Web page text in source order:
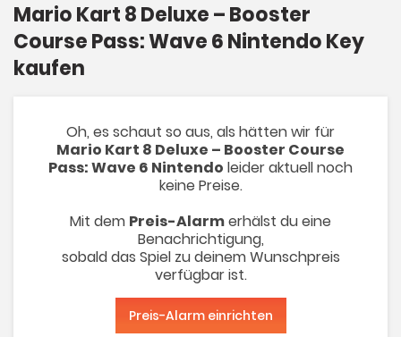
Mario Kart 8 Deluxe – Booster
Course Pass: Wave 6 Nintendo Key
kaufen
Oh, es schaut so aus, als hätten wir für
Mario Kart 8 Deluxe – Booster Course
Pass: Wave 6 Nintendo leider aktuell noch
keine Preise.
Mit dem Preis-Alarmerhälst du eine
Benachrichtigung,
sobald das Spiel zu deinem Wunschpreis
verfügbar ist.
Preis-Alarm einrichten